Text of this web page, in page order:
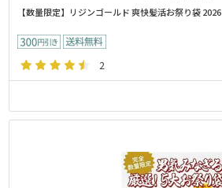
【数量限定】リジンゴールド 爽快髪活お祭り袋 2026
2